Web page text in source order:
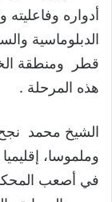
أدواره وفاعليته
الدبلوماسية
قطر ومنطقة
هذه المرحلة .
الشيخ محمد
وملموسا،
في أصعب